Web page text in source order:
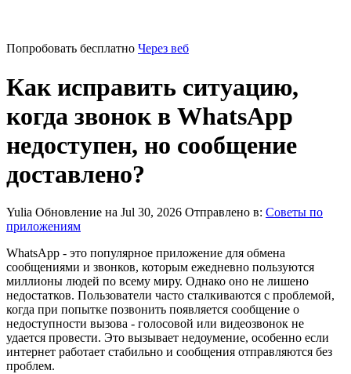
Попробовать бесплатно Через веб
Как исправить ситуацию,
когда звонок в WhatsApp
недоступен, но сообщение
доставлено?
Yulia Обновление на Jul 30, 2026 Отправлено в: Советы по
приложениям
WhatsApp - это популярное приложение для обмена
сообщениями и звонков, которым ежедневно пользуются
миллионы людей по всему миру. Однако оно не лишено
недостатков. Пользователи часто сталкиваются с проблемой,
когда при попытке позвонить появляется сообщение о
недоступности вызова - голосовой или видеозвонок не
удается провести. Это вызывает недоумение, особенно если
интернет работает стабильно и сообщения отправляются без
проблем.